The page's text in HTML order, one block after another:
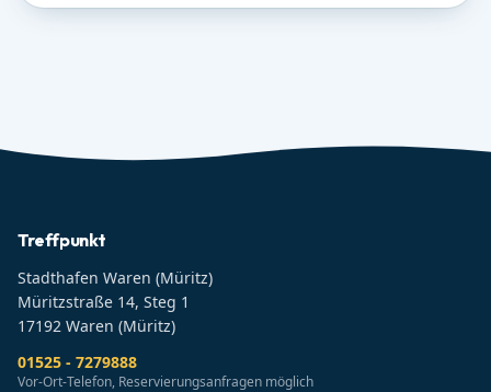
Treffpunkt
Stadthafen Waren (Müritz)
Müritzstraße 14, Steg 1
17192 Waren (Müritz)
01525 - 7279888
Vor-Ort-Telefon, Reservierungsanfragen möglich